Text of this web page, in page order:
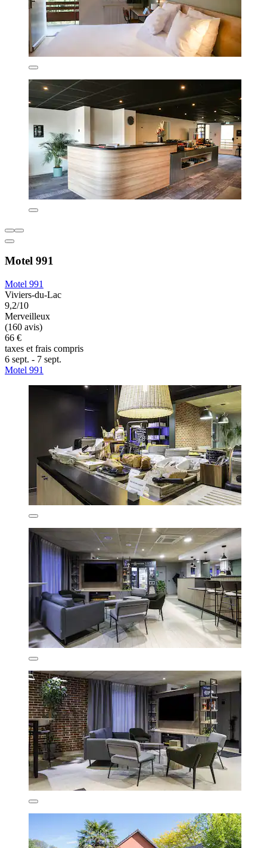
Motel 991
Motel 991
Viviers-du-Lac
9,2/10
Merveilleux
(160 avis)
66 €
taxes et frais compris
6 sept. - 7 sept.
Motel 991